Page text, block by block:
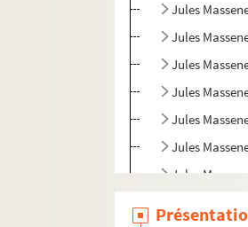
Jules
Jules
Jules
Jules
Jules
Jules
Jules